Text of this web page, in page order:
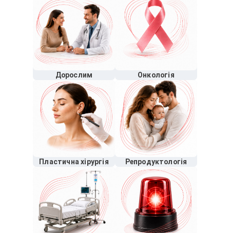
Дорослим Онкологія
Пластична хірургія Репродуктологія